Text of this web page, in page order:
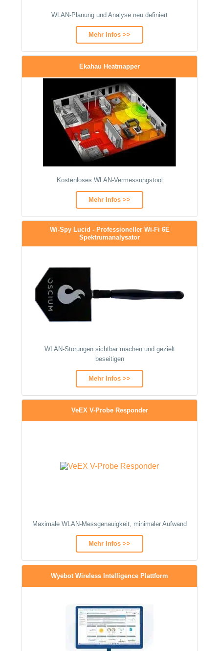
WLAN-Planung und Analyse neu definiert
Mehr Infos >>
Ekahau Heatmapper
Kostenloses WLAN-Vermessungstool
Mehr Infos >>
Wi-Spy Lucid - Professioneller Wi-Fi 6E
Spektrumanalysator
WLAN-Störungen sichtbar machen und gezielt
beseitigen
Mehr Infos >>
VeEX V-Probe Responder
Maximale WLAN-Messgenauigkeit, minimaler Aufwand
Mehr Infos >>
Wyebot Wireless Intelligence Plattform